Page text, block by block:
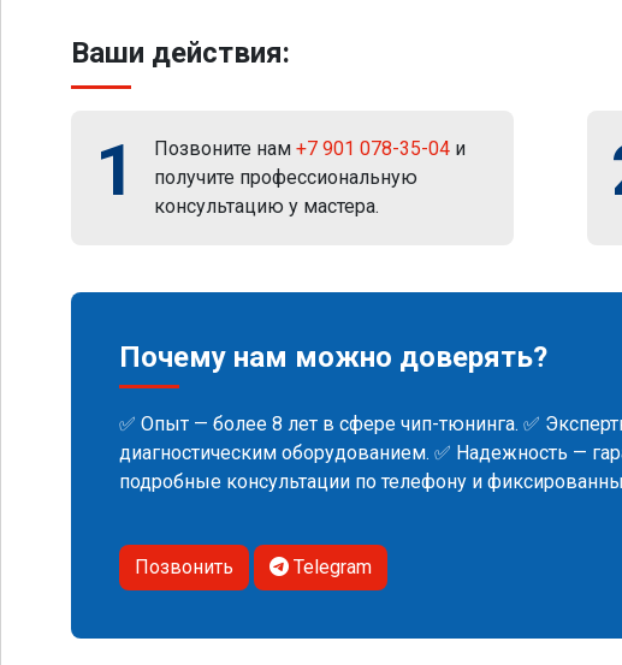
Ваши действия:
1 Позвоните нам +7 901 078-35-04 и
получите профессиональную
консультацию у мастера.
Почему нам можно доверять?
✅ Опыт — более 8 лет в сфере чип-тюнинга. ✅
диагностическим оборудованием. ✅ Надежность —
подробные консультации по телефону и
Позвонить Telegram